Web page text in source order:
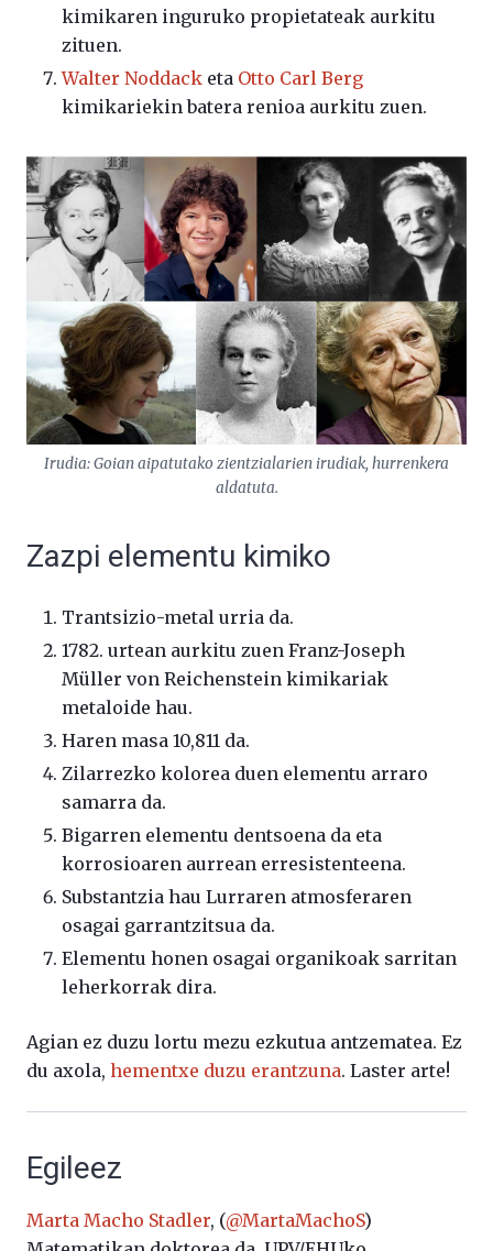
kimikaren inguruko propietateak aurkitu
zituen.
Walter Noddack eta Otto Carl Berg
kimikariekin batera renioa aurkitu zuen.
Irudia: Goian aipatutako zientzialarien irudiak, hurrenkera
aldatuta.
Zazpi elementu kimiko
Trantsizio-metal urria da.
1782. urtean aurkitu zuen Franz-Joseph
Müller von Reichenstein kimikariak
metaloide hau.
Haren masa 10,811 da.
Zilarrezko kolorea duen elementu arraro
samarra da.
Bigarren elementu dentsoena da eta
korrosioaren aurrean erresistenteena.
Substantzia hau Lurraren atmosferaren
osagai garrantzitsua da.
Elementu honen osagai organikoak sarritan
leherkorrak dira.
Agian ez duzu lortu mezu ezkutua antzematea. Ez
du axola, hementxe duzu erantzuna. Laster arte!
Egileez
Marta Macho Stadler, (@MartaMachoS)